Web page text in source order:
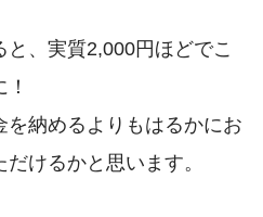
、実質2,000円ほどでこ
納めるよりもはるかにお
けるかと思います。